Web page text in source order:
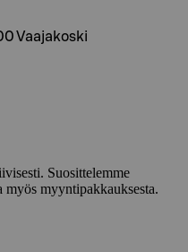
Vaajakoski
Suosittelemme
myös myyntipakkauksesta.